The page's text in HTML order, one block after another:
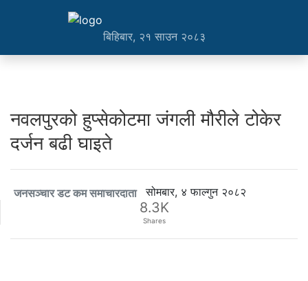
बिहिबार, २१ साउन २०८३
नवलपुरको हुप्सेकोटमा जंगली मौरीले टोकेर
दर्जन बढी घाइते
जनसञ्चार डट कम समाचारदाता सोमबार, ४ फाल्गुन २०८२
8.3K
Shares